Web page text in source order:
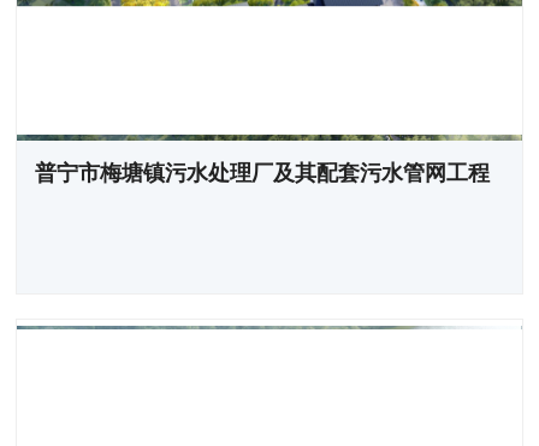
普宁市梅塘镇污水处理厂及其配套污水管网工程